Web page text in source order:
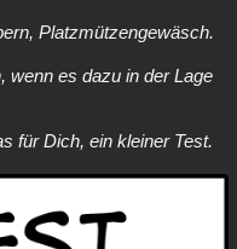
Platzmützengewäsch.
wenn es dazu in der Lage
für Dich, ein kleiner Test.